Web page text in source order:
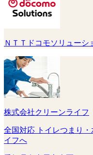
ＮＴＴドコモソリューシ
株式会社クリーンライフ
全国対応 トイレつまり
イフへ